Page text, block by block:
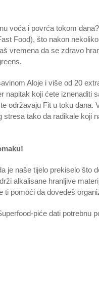
voća i povrća tokom
Food), što nakon
vremena da se zdravo
Aloje i više od 20
napitak koji ćete iznenaditi
održavaju Fit u toku dana.
tako da radikale koji
je naše tijelo prekiselo što
alkalisane hranljive
ti pomoći da dovedeš
piće dati potrebnu